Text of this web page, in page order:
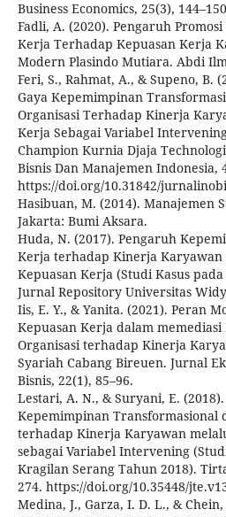
Business Economics, 25(3),
Fadli, A. (2020). Pengaruh
Kerja Terhadap Kepuasan Kerja
Modern Plasindo Mutiara. Abdi
Feri, S., Rahmat, A., & Supeno, B.
Gaya Kepemimpinan
Organisasi Terhadap Kinerja
Kerja Sebagai Variabel
Champion Kurnia Djaja
Bisnis Dan Manajemen Indonesia,
https://doi.org/10.31842/
Hasibuan, M. (2014). Manajemen
Jakarta: Bumi Aksara.
Huda, N. (2017). Pengaruh
Kerja terhadap Kinerja Karyawan
Kepuasan Kerja (Studi Kasus
Jurnal Repository Universitas
Iis, E. Y., & Yanita. (2021). Peran
Kepuasan Kerja dalam
Organisasi terhadap Kinerja
Syariah Cabang Bireuen. Jurnal
Bisnis, 22(1), 85–96.
Lestari, A. N., & Suryani, E.
Kepemimpinan Transformasional
terhadap Kinerja Karyawan
sebagai Variabel Intervening
Kragilan Serang Tahun 2018).
274. https://doi.org/10.35448/
Medina, J., Garza, I. D. L., &